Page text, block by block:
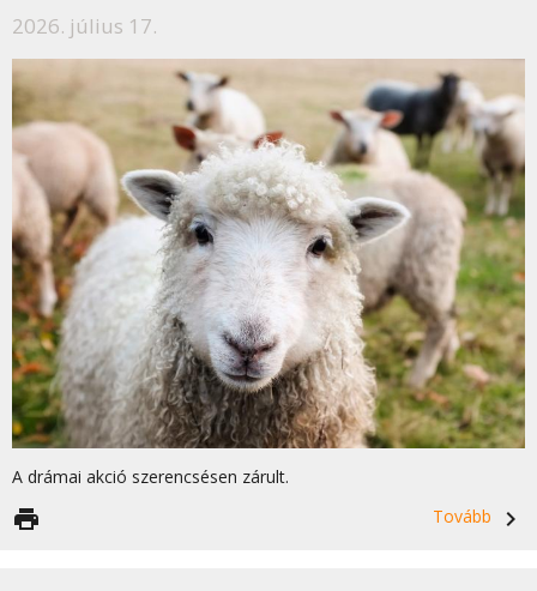
2026. július 17.
A drámai akció szerencsésen zárult.
Tovább
navigate_next
print